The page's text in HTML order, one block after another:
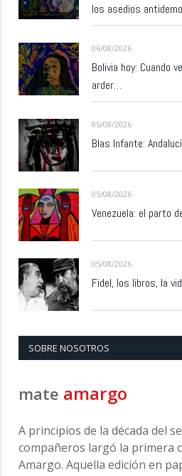
los asedios
06/08/2026
Bolivia hoy: Cuando
arder…
05/08/2026
Blas Infante:
05/08/2026
Venezuela: el parto
05/08/2026
Fidel, los libros, la
SOBRE NOSOTROS
mate amargo
A principios de la década del
compañeros largó la primera
Amargo. Aquella edición en